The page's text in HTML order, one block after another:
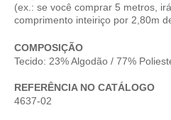
(ex.: se você comprar 5 metros,
comprimento inteiriço por 2,80m
COMPOSIÇÃO
Tecido: 23% Algodão / 77%
REFERÊNCIA NO CATÁLOGO
4637-02